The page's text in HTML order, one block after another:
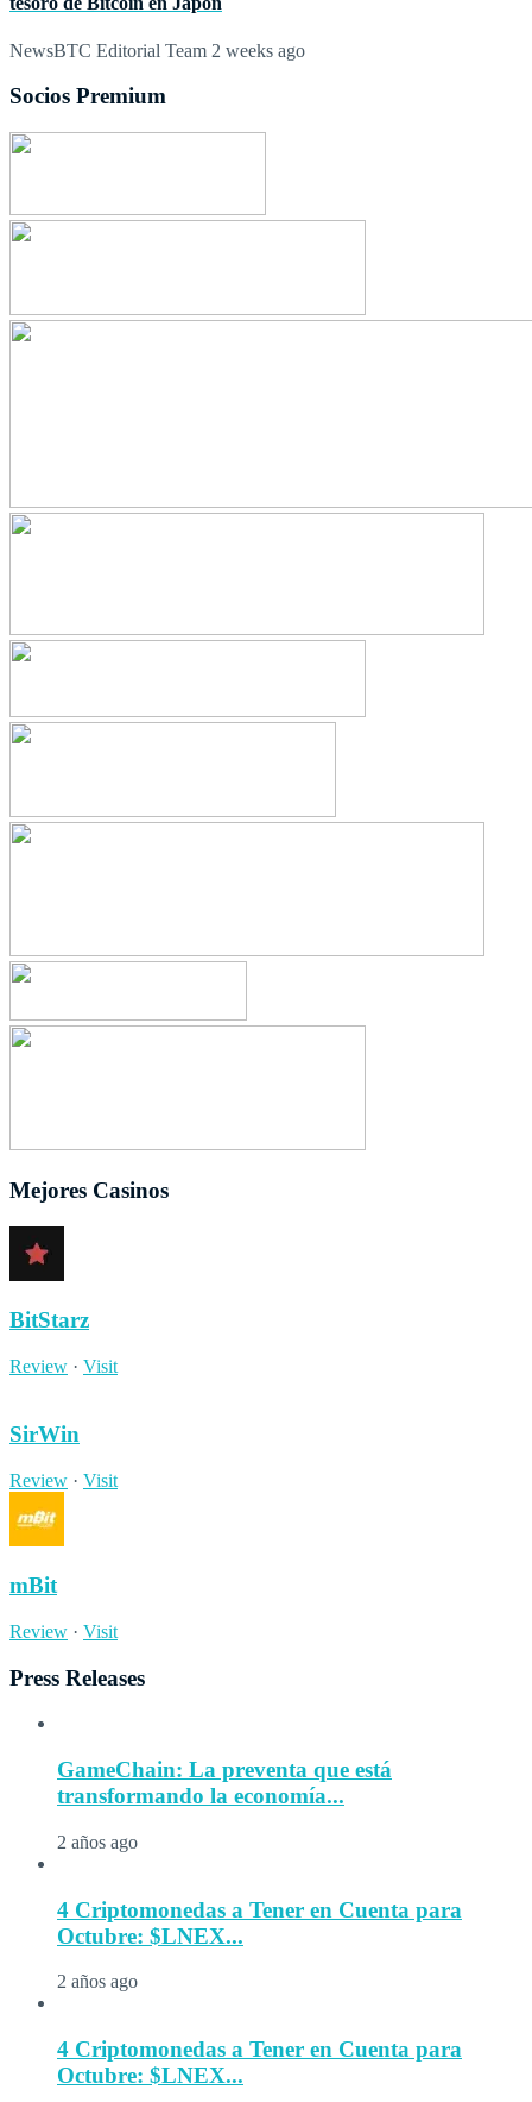
NewsBTC Editorial Team 2 weeks ago
Socios Premium
Mejores Casinos
BitStarz
Review · Visit
SirWin
Review · Visit
mBit
Review · Visit
Press Releases
GameChain: La preventa que está
transformando la economía...
2 años ago
4 Criptomonedas a Tener en Cuenta para
Octubre: $LNEX...
2 años ago
4 Criptomonedas a Tener en Cuenta para
Octubre: $LNEX...